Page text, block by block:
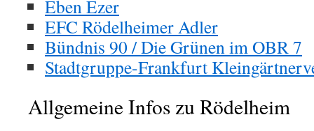
Eben Ezer
EFC Rödelheimer Adler
Bündnis 90 / Die Grünen im OBR 7
Stadtgruppe-Frankfurt
Allgemeine Infos zu Rödelheim